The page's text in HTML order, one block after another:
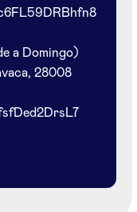
a Domingo)
28008